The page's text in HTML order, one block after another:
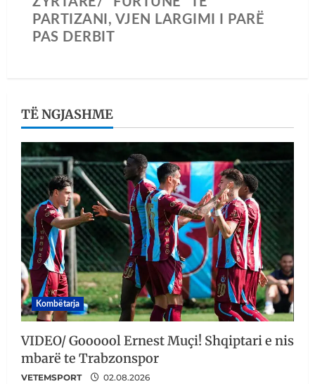
PARTIZANI, VJEN LARGIMI I PARË
PAS DERBIT
TË NGJASHME
Kombëtarja
VIDEO/ Goooool Ernest Muçi! Shqiptari e nis
mbarë te Trabzonspor
VETEMSPORT 02.08.2026